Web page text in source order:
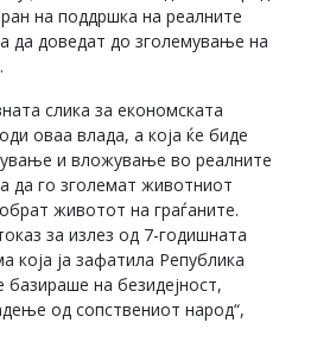
на поддршка на реалните
да доведат до зголемување на
слика за економската
оваа влада, а која ќе биде
и вложување во реалните
да го зголемат животниот
животот на граѓаните.
за излез од 7-годишната
која ја зафатила Република
базираше на безидејност,
од сопствениот народ“,